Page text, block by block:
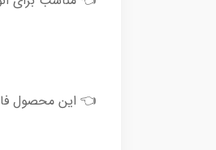
👈 این محصول